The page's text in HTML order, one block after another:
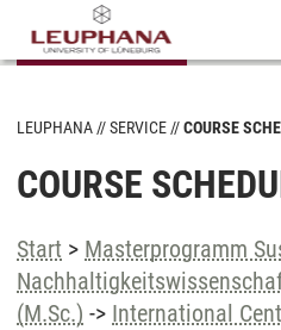
LEUPHANA SERVICE COURSE
COURSE
Start > Masterprogramm
(M.Sc.) -> International